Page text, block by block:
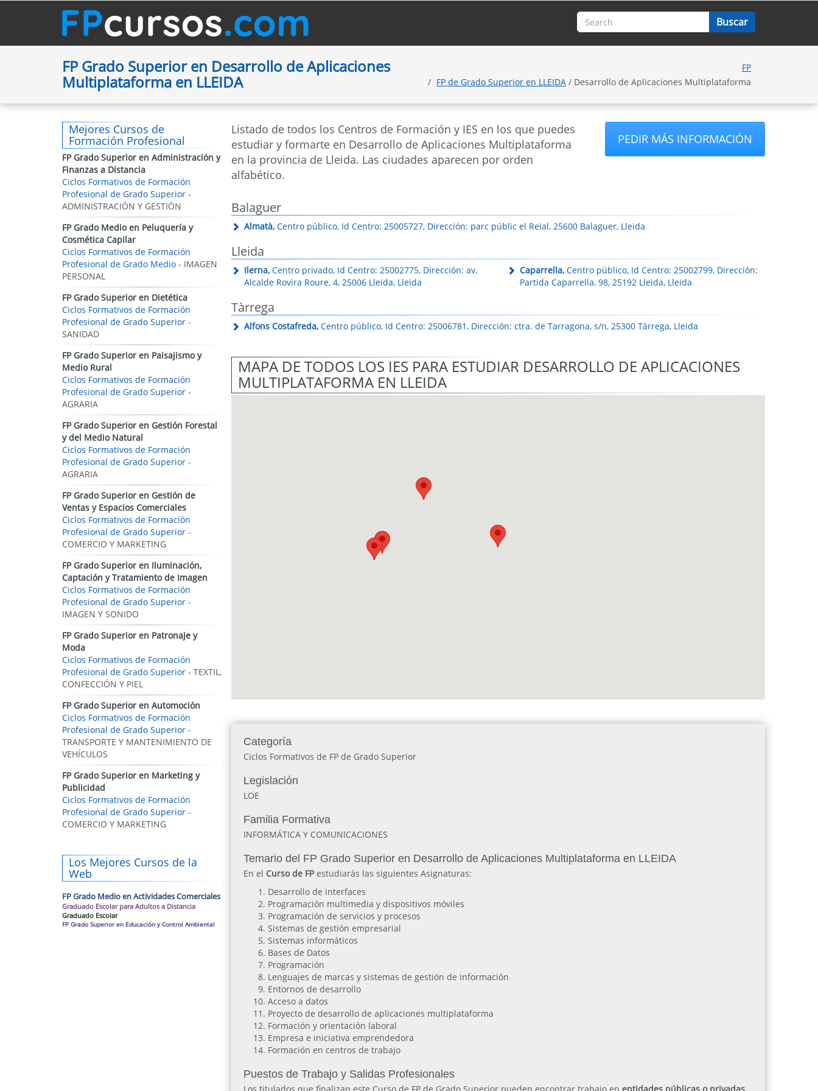
FP Grado Superior en Desarrollo de Aplicaciones
Multiplataforma en LLEIDA
FP
FP de Grado Superior en LLEIDA / Desarrollo de Aplicaciones Multiplataforma
Listado de todos los Centros de Formación y IES en los que puedes
estudiar y formarte en Desarrollo de Aplicaciones Multiplataforma
en la provincia de Lleida. Las ciudades aparecen por orden
alfabético.
PEDIR MÁS INFORMACIÓN
Balaguer
Almatà, Centro público, Id Centro: 25005727, Dirección: parc públic el Reial, 25600 Balaguer, Lleida
Lleida
Ilerna,Centro privado, Id Centro: 25002775, Dirección: av.
Alcalde Rovira Roure, 4, 25006 Lleida, Lleida
Caparrella, Centro público, Id Centro: 25002799, Dirección:
Partida Caparrella, 98, 25192 Lleida, Lleida
Tàrrega
Alfons Costafreda, Centro público, Id Centro: 25006781, Dirección: ctra. de Tarragona, s/n, 25300 Tàrrega, Lleida
MAPA DE TODOS LOS IES PARA ESTUDIAR DESARROLLO DE APLICACIONES
MULTIPLATAFORMA EN LLEIDA
Categoría
Ciclos Formativos de FP de Grado Superior
Legislación
LOE
Familia Formativa
INFORMÁTICA Y COMUNICACIONES
Temario del FP Grado Superior en Desarrollo de Aplicaciones Multiplataforma en LLEIDA
En el Curso de FPestudiarás las siguientes Asignaturas:
Desarrollo de interfaces
Programación multimedia y dispositivos móviles
Programación de servicios y procesos
Sistemas de gestión empresarial
Sistemas informáticos
Bases de Datos
Programación
Lenguajes de marcas y sistemas de gestión de información
Entornos de desarrollo
Acceso a datos
Proyecto de desarrollo de aplicaciones multiplataforma
Formación y orientación laboral
Empresa e iniciativa emprendedora
Formación en centros de trabajo
Puestos de Trabajo y Salidas Profesionales
Mejores Cursos de
Formación Profesional
FP Grado Superior en Administración y
Finanzas a Distancia
Ciclos Formativos de Formación
Profesional de Grado Superior -
ADMINISTRACIÓN Y GESTIÓN
FP Grado Medio en Peluquería y
Cosmética Capilar
Ciclos Formativos de Formación
Profesional de Grado Medio - IMAGEN
PERSONAL
FP Grado Superior en Dietética
Ciclos Formativos de Formación
Profesional de Grado Superior -
SANIDAD
FP Grado Superior en Paisajismo y
Medio Rural
Ciclos Formativos de Formación
Profesional de Grado Superior -
AGRARIA
FP Grado Superior en Gestión Forestal
y del Medio Natural
Ciclos Formativos de Formación
Profesional de Grado Superior -
AGRARIA
FP Grado Superior en Gestión de
Ventas y Espacios Comerciales
Ciclos Formativos de Formación
Profesional de Grado Superior -
COMERCIO Y MARKETING
FP Grado Superior en Iluminación,
Captación y Tratamiento de Imagen
Ciclos Formativos de Formación
Profesional de Grado Superior -
IMAGEN Y SONIDO
FP Grado Superior en Patronaje y
Moda
Ciclos Formativos de Formación
Profesional de Grado Superior - TEXTIL,
CONFECCIÓN Y PIEL
FP Grado Superior en Automoción
Ciclos Formativos de Formación
Profesional de Grado Superior -
TRANSPORTE Y MANTENIMIENTO DE
VEHÍCULOS
FP Grado Superior en Marketing y
Publicidad
Ciclos Formativos de Formación
Profesional de Grado Superior -
COMERCIO Y MARKETING
Los Mejores Cursos de la
Web
FP Grado Medio en Actividades Comerciales
Graduado Escolar para Adultos a Distancia
Graduado Escolar
FP Grado Superior en Educación y Control Ambiental